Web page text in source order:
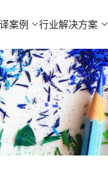
案例 行业解决方案